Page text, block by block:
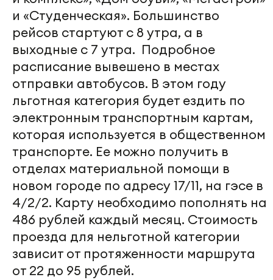
и «Студенческая». Большинство
рейсов стартуют с 8 утра, а в
выходные с 7 утра. Подробное
расписание вывешено в местах
отправки автобусов. В этом году
льготная категория будет ездить по
электронным транспортным картам,
которая используется в общественном
транспорте. Ее можно получить в
отделах материальной помощи в
новом городе по адресу 17/11, на гэсе в
4/2/2. Карту необходимо пополнять на
486 рублей каждый месяц. Стоимость
проезда для нельготной категории
зависит от протяженности маршрута
от 22 до 95 рублей.